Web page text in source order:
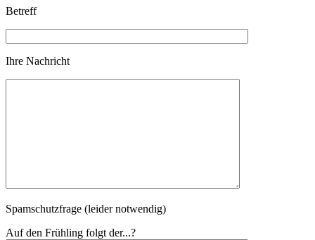
Betreff
Ihre Nachricht
Spamschutzfrage (leider notwendig)
Auf den Frühling folgt der...?